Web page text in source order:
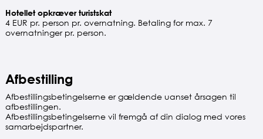
Hotellet opkræver turistskat
4 EUR pr. person pr. overnatning. Betaling for max. 7
overnatninger pr. person.
Afbestilling
Afbestillingsbetingelserne er gældende uanset årsagen til
afbestillingen.
Afbestillingsbetingelserne vil fremgå af din dialog med vores
samarbejdspartner.